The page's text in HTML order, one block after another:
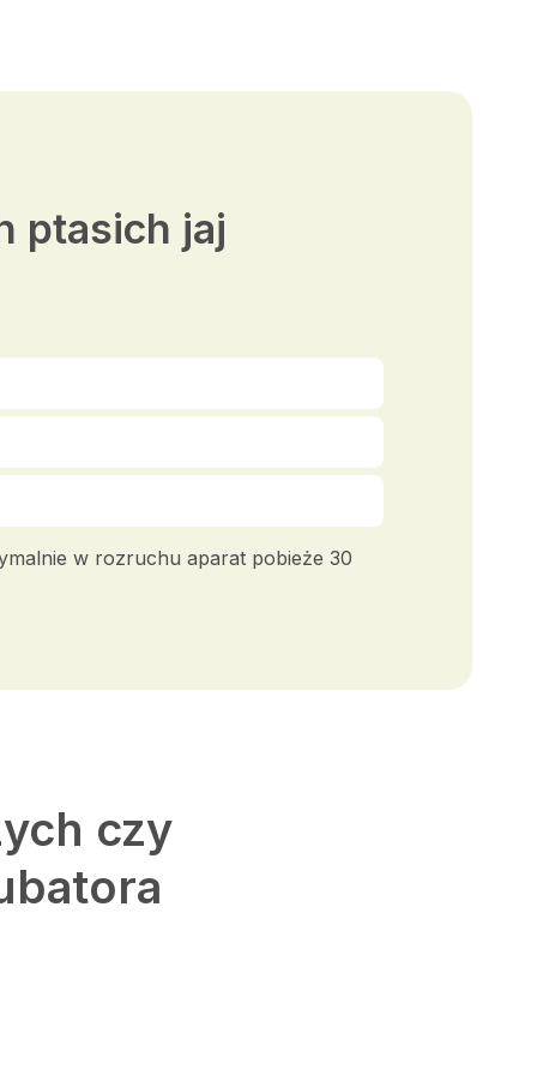
ptasich jaj
w rozruchu aparat pobieże 30
czy